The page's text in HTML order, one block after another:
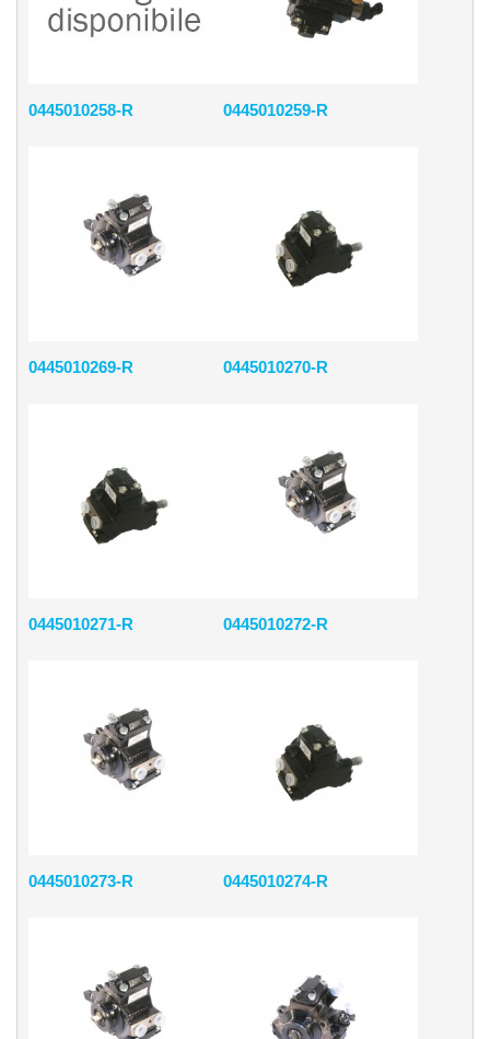
0445010258-R 0445010259-R
0445010269-R 0445010270-R
0445010271-R 0445010272-R
0445010273-R 0445010274-R